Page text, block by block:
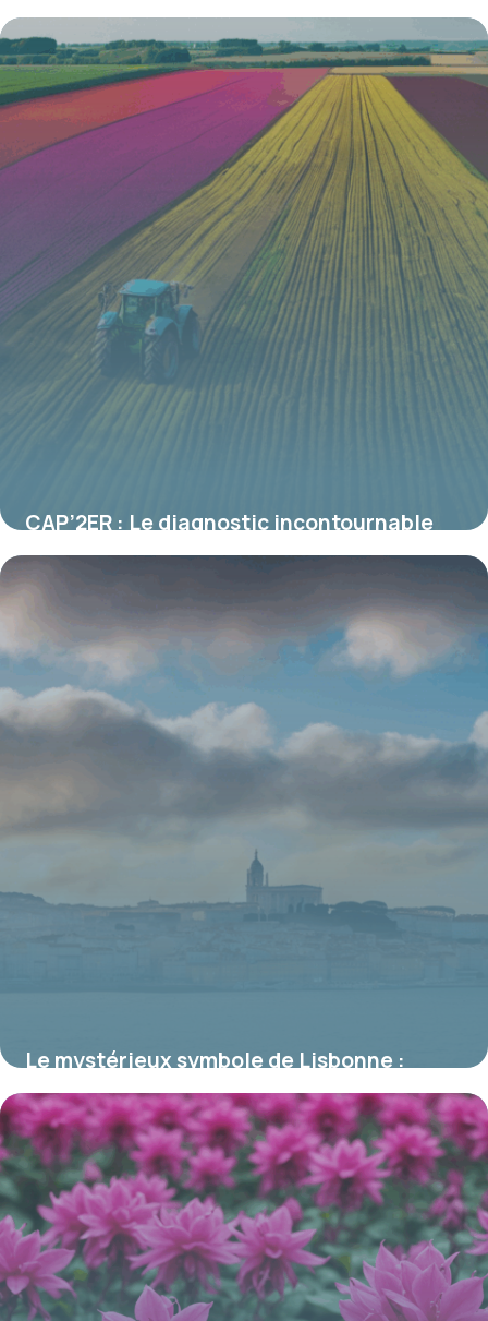
repères et enjeux dans la société actuelle
19 juin 2026
CAP’2ER : Le diagnostic incontournable
pour piloter la transition agroécologique
des exploitations
Le mystérieux symbole de Lisbonne :
corbeaux et navire, l’emblème fascinant
de la capitale portugaise
17 juin 2026